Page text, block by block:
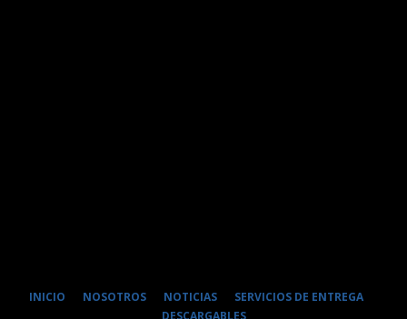
INICIO NOSOTROS NOTICIAS
SERVICIOS DE ENTREGA